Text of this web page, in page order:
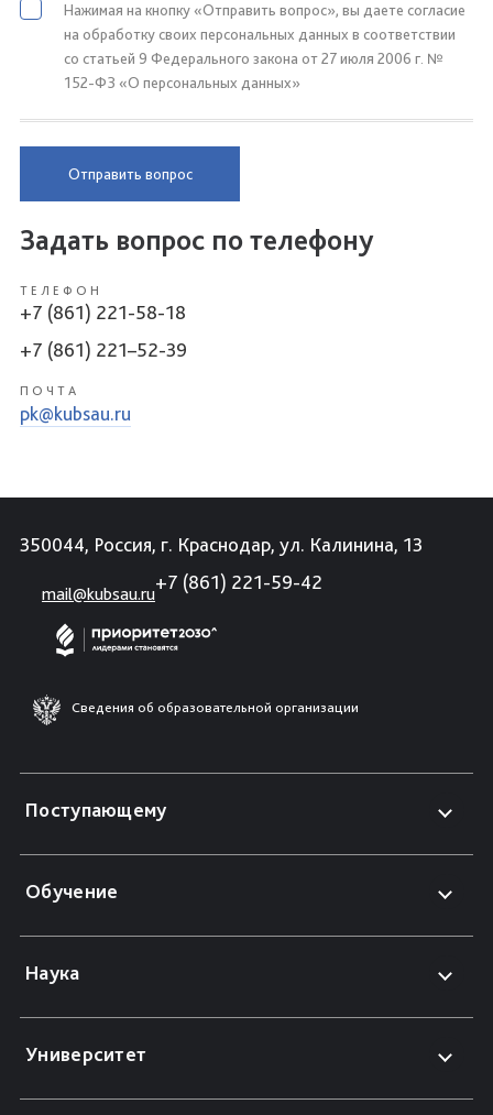
Нажимая на кнопку «Отправить вопрос», вы даете согласие
на обработку своих персональных данных в соответствии
со статьей 9 Федерального закона от 27 июля 2006 г. №
152-ФЗ «О персональных данных»
Отправить вопрос
Задать вопрос по телефону
ТЕЛЕФОН
+7 (861) 221-58-18
+7 (861) 221–52-39
ПОЧТА
pk@kubsau.ru
350044, Россия, г. Краснодар, ул. Калинина, 13
mail@kubsau.ru
+7 (861) 221-59-42
Сведения об образовательной организации
Поступающему
Обучение
Наука
Университет